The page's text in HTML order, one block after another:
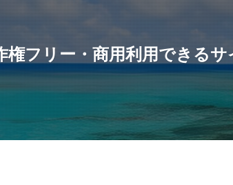
権フリー・商用利用できるサ